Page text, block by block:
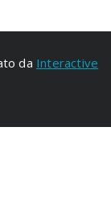
da Interactive